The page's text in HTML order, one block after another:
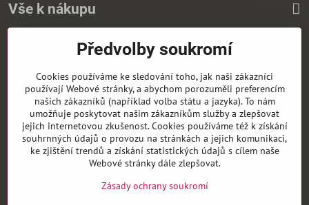
Vše k nákupu
Zasíláme i na SlovenskoPředvolby soukromí
Cookies používáme ke sledování toho, jak naši zákazníci
používají Webové stránky, a abychom porozuměli preferencím
našich zákazníků (například volba státu a jazyka). To nám
umožňuje poskytovat našim zákazníkům služby a zlepšovat
jejich internetovou zkušenost. Cookies používáme též k získání
souhrnných údajů o provozu na stránkách a jejich komunikaci,
ke zjištění trendů a získání statistických údajů s cílem naše
Webové stránky dále zlepšovat.
Zásady ochrany soukromí